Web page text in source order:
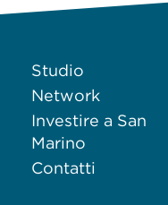
Studio
Network
Investire a San
Marino
Contatti